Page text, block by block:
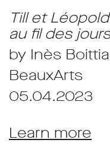
Till et
au fil des jours
by Inès
BeauxArts
05.04.2023
Learn more